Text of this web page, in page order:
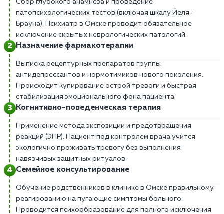
Сбор глубокого анамнеза и проведение
патопсихологических тестов (включая шкалу Йеля-
Брауна). Психиатр в Омске проводит обязательное
исключение скрытых неврологических патологий.
Назначение фармакотерапии
Выписка рецептурных препаратов группы
антидепрессантов и нормотимиков нового поколения.
Происходит купирование острой тревоги и быстрая
стабилизация эмоционального фона пациента.
Когнитивно-поведенческая терапия
Применение метода экспозиции и предотвращения
реакций (ЭПР). Пациент под контролем врача учится
экологично проживать тревогу без выполнения
навязчивых защитных ритуалов.
Семейное консультирование
Обучение родственников в клинике в Омске правильному
реагированию на пугающие симптомы больного.
Проводится психообразование для полного исключения